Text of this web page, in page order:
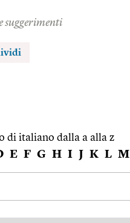
suggerimenti
di italiano dalla a alla z
E F G H I J K L M